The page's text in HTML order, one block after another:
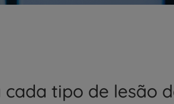
cada tipo de lesão